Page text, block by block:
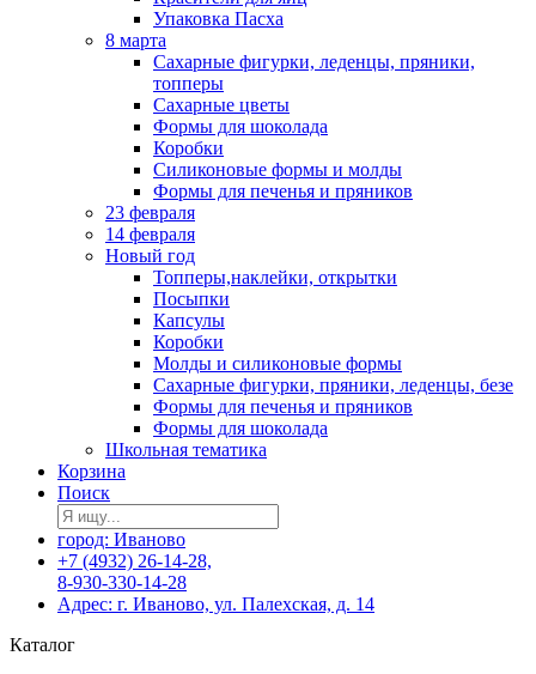
Упаковка Пасха
8 марта
Сахарные фигурки, леденцы, пряники,
топперы
Сахарные цветы
Формы для шоколада
Коробки
Силиконовые формы и молды
Формы для печенья и пряников
23 февраля
14 февраля
Новый год
Топперы,наклейки, открытки
Посыпки
Капсулы
Коробки
Молды и силиконовые формы
Сахарные фигурки, пряники, леденцы, безе
Формы для печенья и пряников
Формы для шоколада
Школьная тематика
Корзина
Поиск
город: Иваново
+7 (4932) 26-14-28,
8-930-330-14-28
Адрес: г. Иваново, ул. Палехская, д. 14
Каталог